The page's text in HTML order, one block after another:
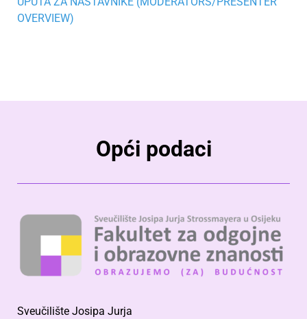
OVERVIEW)
Opći podaci
Sveučilište Josipa Jurja